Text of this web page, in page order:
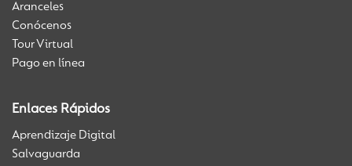
Aranceles
Conócenos
Tour Virtual
Pago en línea
Enlaces Rápidos
Aprendizaje Digital
Salvaguarda